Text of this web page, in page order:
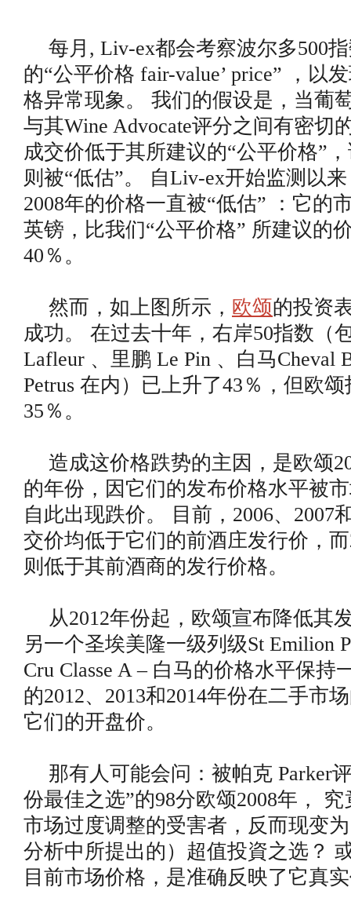
每月, Liv-ex都会考察波尔多500
的“公平价格 fair-value’ price” ，以
格异常现象。 我们的假设是，当葡
与其Wine Advocate评分之间有密切
成交价低于其所建议的“公平价格”
则被“低估”。 自Liv-ex开始监测以
2008年的价格一直被“低估” ：它的
英镑，比我们“公平价格” 所建议的
40％。
然而，如上图所示， 欧颂的投资
成功。 在过去十年，右岸50指数（
Lafleur 、里鹏 Le Pin 、白马Cheval
Petrus 在内）已上升了43％，但欧
35％。
造成这价格跌势的主因，是欧颂
的年份，因它们的发布价格水平被
自此出现跌价。 目前，2006、2007
交价均低于它们的前酒庄发行价，而
则低于其前酒商的发行价格。
从2012年份起，欧颂宣布降低其
另一个圣埃美隆一级列级St Emilion
Cru Classe A – 白马的价格水平保持
的2012、2013和2014年份在二手市
它们的开盘价。
那有人可能会问：被帕克 Parker
份最佳之选”的98分欧颂2008年，
市场过度调整的受害者，反而现变
分析中所提出的）超值投資之选？
目前市场价格，是准确反映了它真